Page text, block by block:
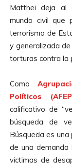
Matthei deja al
mundo civil que
terrorismo de
y generalizada
torturas contra la
Como
Políticos
calificativo de
búsqueda de
Búsqueda es una
de una
víctimas de